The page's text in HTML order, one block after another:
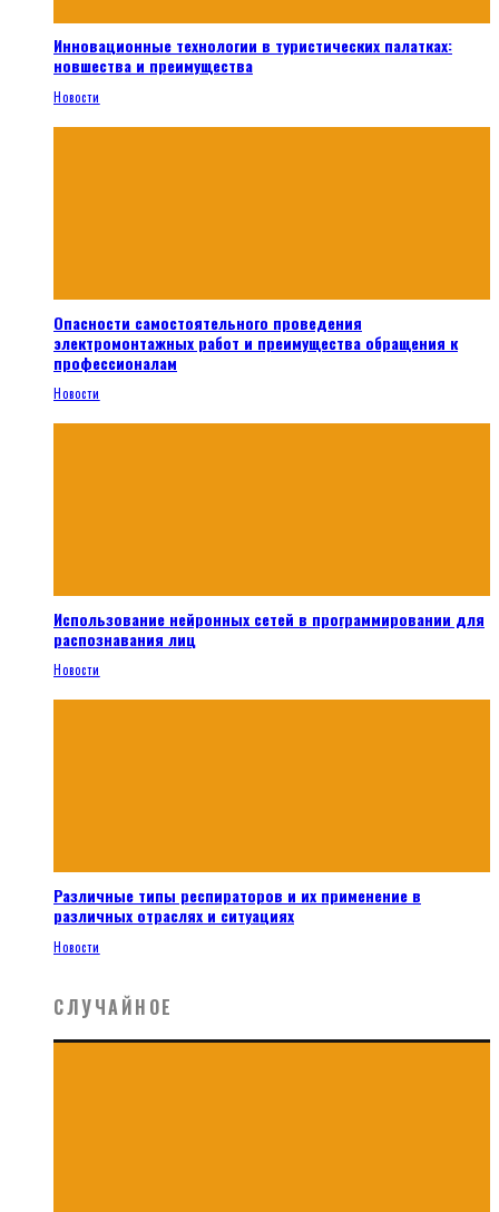
Инновационные технологии в туристических палатках:
новшества и преимущества
Новости
Опасности самостоятельного проведения
электромонтажных работ и преимущества обращения к
профессионалам
Новости
Использование нейронных сетей в программировании для
распознавания лиц
Новости
Различные типы респираторов и их применение в
различных отраслях и ситуациях
Новости
СЛУЧАЙНОЕ